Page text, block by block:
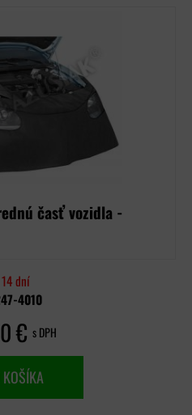
časť vozidla -
dní
4010
€ s DPH
KOŠÍKA